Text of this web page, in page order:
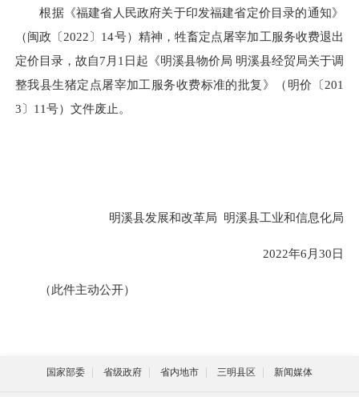
根据《福建省人民政府关于印发福建省定价目录的通知》
（闽政〔2022〕14号）精神，牲畜定点屠宰加工服务收费退出
定价目录，故自7月1日起《明溪县物价局 明溪县经贸局关于调
整我县生猪定点屠宰加工服务收费标准的批复》（明价〔201
3〕11号）文件废止。
明溪县发展和改革局 明溪县工业和信息化局
2022年6月30日
（此件主动公开）
国家部委 省级政府 省内地市 三明县区 新闻媒体